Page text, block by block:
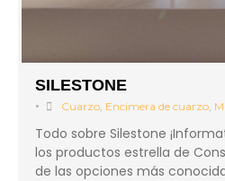
SILESTONE
• Cuarzo, Encimera de cuarzo,
Todo sobre Silestone
los productos estrella de
de las opciones más